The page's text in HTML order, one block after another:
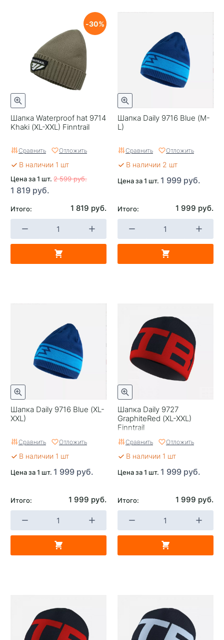
Шапка Waterproof hat 9714
Khaki (XL-XXL) Finntrail
30
Сравнить Отложить
В наличии 1 шт
Цена за 1 шт. 2 599 руб.
1 819 руб.
Итого: 1 819 руб.
Шапка Daily 9716 Blue (M-
L)
Сравнить Отложить
В наличии 2 шт
Цена за 1 шт. 1 999 руб.
Итого: 1 999 руб.
Шапка Daily 9716 Blue (XL-
XXL)
Сравнить Отложить
В наличии 1 шт
Цена за 1 шт. 1 999 руб.
Итого: 1 999 руб.
Шапка Daily 9727
GraphiteRed (XL-XXL)
Finntrail
Сравнить Отложить
В наличии 1 шт
Цена за 1 шт. 1 999 руб.
Итого: 1 999 руб.